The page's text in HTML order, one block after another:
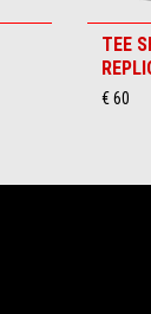
TEE
€ 60